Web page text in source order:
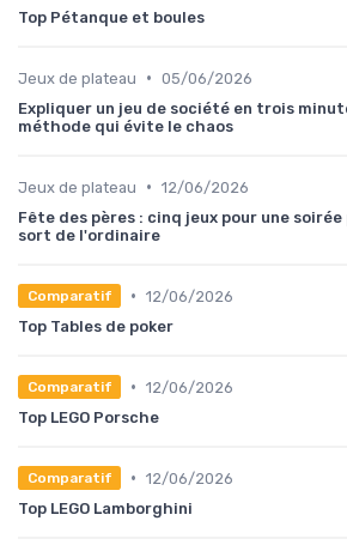
Top Pétanque et boules
Jeux de plateau • 05/06/2026
Expliquer un jeu de société en trois
méthode qui évite le chaos
Jeux de plateau • 12/06/2026
Fête des pères : cinq jeux pour une
sort de l'ordinaire
Comparatif • 12/06/2026
Top Tables de poker
Comparatif • 12/06/2026
Top LEGO Porsche
Comparatif • 12/06/2026
Top LEGO Lamborghini